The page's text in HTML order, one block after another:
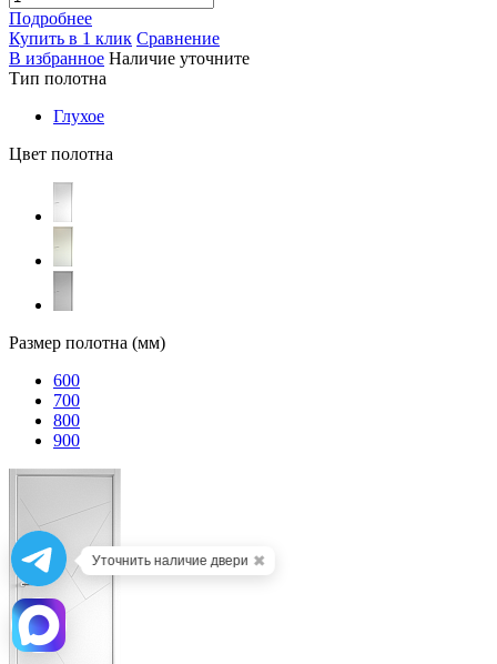
Подробнее
Купить в 1 клик Сравнение
В избранное Наличие уточните
Тип полотна
Глухое
Цвет полотна
Размер полотна (мм)
600
700
800
900
Уточнить наличие двери ✖